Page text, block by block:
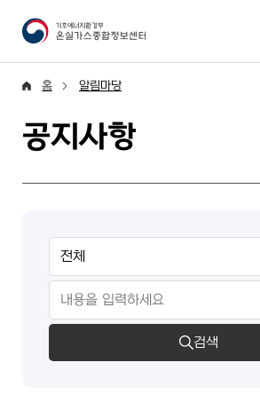
홈 알림마당
공지사항
검색